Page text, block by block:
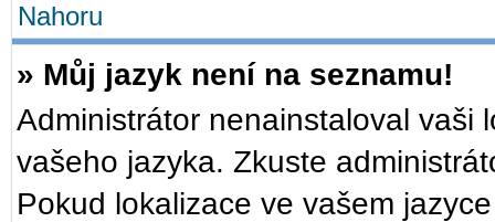
Nahoru
» Můj jazyk není na seznamu!
Administrátor nenainstaloval vaši
vašeho jazyka. Zkuste
Pokud lokalizace ve vašem